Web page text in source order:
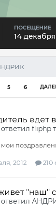
ПОСЕЩЕНИЕ
14
5 6
едет
fliphp
мои
2012 210
"наш"